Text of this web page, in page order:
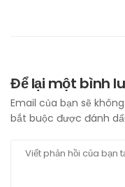
Để lại một bình
Email của bạn sẽ
bắt buộc được đánh